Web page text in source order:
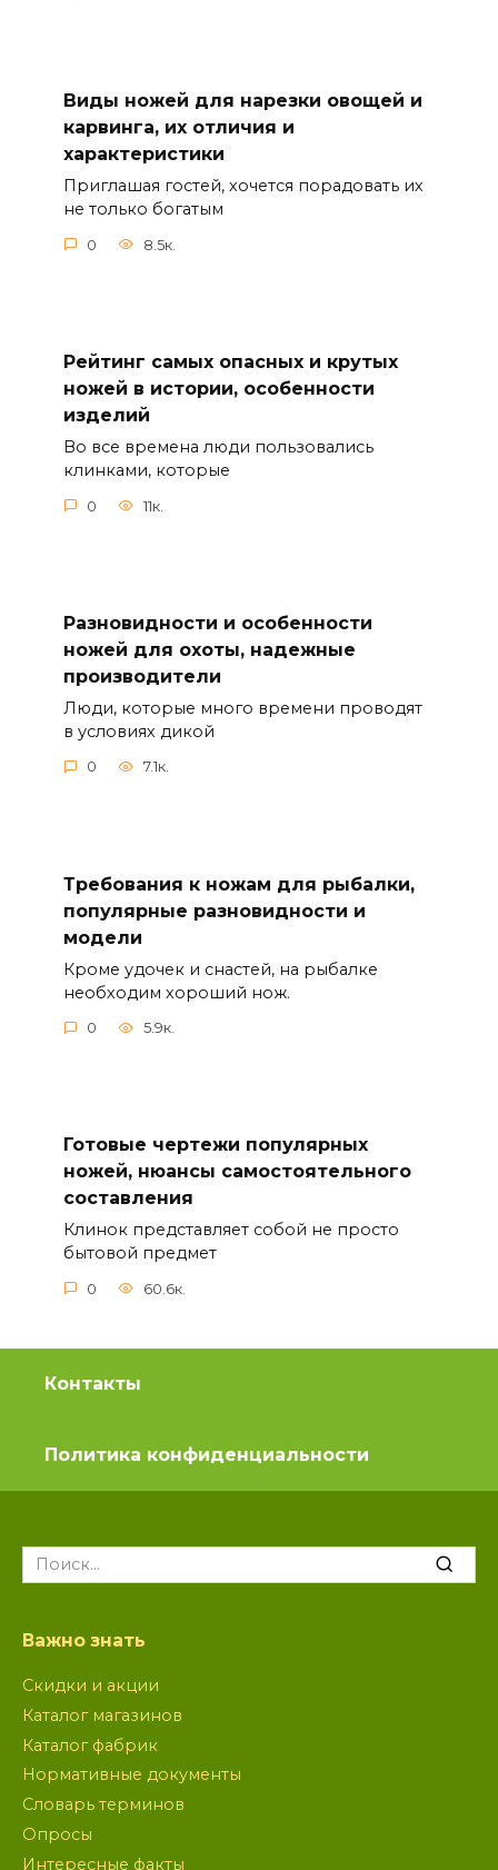
Виды ножей для нарезки овощей и
карвинга, их отличия и
характеристики
Приглашая гостей, хочется порадовать их
не только богатым
0 8.5к.
Рейтинг самых опасных и крутых
ножей в истории, особенности
изделий
Во все времена люди пользовались
клинками, которые
0 11к.
Разновидности и особенности
ножей для охоты, надежные
производители
Люди, которые много времени проводят
в условиях дикой
0 7.1к.
Требования к ножам для рыбалки,
популярные разновидности и
модели
Кроме удочек и снастей, на рыбалке
необходим хороший нож.
0 5.9к.
Готовые чертежи популярных
ножей, нюансы самостоятельного
составления
Клинок представляет собой не просто
бытовой предмет
0 60.6к.
Контакты
Политика конфиденциальности
Search
for:
Важно знать
Скидки и акции
Каталог магазинов
Каталог фабрик
Нормативные документы
Словарь терминов
Опросы
Интересные факты